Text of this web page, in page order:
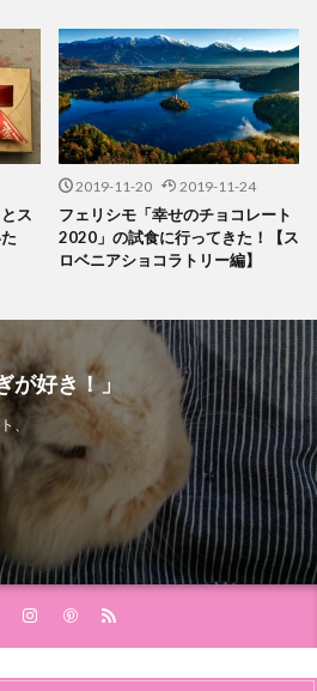
ス
2019-11-20 2019-11-24
フェリシモ「幸せのチョコレート
2020」の試食に行ってきた！【ス
ロベニアショコラトリー編】
が好き！」
、